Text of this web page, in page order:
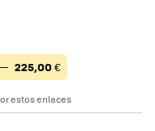
225,00€
estos enlaces